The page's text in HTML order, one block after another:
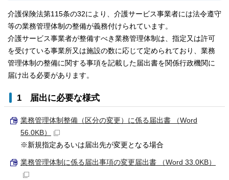
介護保険法第115条の32により、介護サービス事業者には法令遵守
等の業務管理体制の整備が義務付けられています。
介護サービス事業者が整備すべき業務管理体制は、指定又は許可
を受けている事業所又は施設の数に応じて定められており、業務
管理体制の整備に関する事項を記載した届出書を関係行政機関に
届け出る必要があります。
1 届出に必要な様式
業務管理体制整備（区分の変更）に係る届出書 （Word
56.0KB）
※新規指定あるいは届出先が変更となる場合
業務管理体制に係る届出事項の変更届出書 （Word 33.0KB）